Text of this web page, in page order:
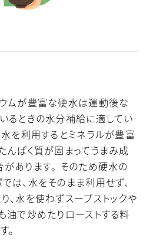
ムが豊富な硬水は運動後な
るときの水分補給に適してい
を利用するとミネラルが豊富
んぱく質が固まってうまみ成
あります。 そのため硬水の
は、水をそのまま利用せず、
、水を使わずスープストックや
油で炒めたりローストする料
。